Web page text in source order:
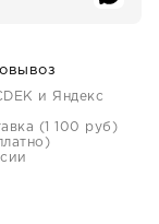
и Яндекс
(1 100 руб)